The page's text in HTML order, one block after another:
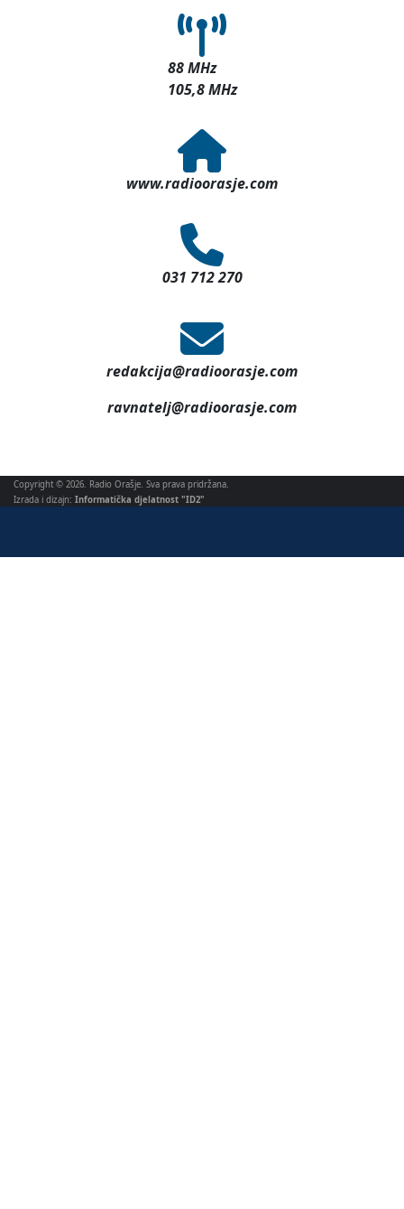
88 MHz
105,8 MHz
www.radioorasje.com
031 712 270
redakcija@radioorasje.com
ravnatelj@radioorasje.com
Copyright © 2026. Radio Orašje. Sva prava pridržana.
Izrada i dizajn: Informatička djelatnost "ID2"